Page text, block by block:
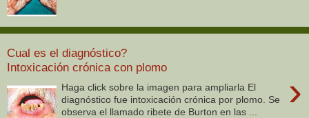
Cual es el diagnóstico?
Intoxicación crónica con plomo
›
Haga click sobre la imagen para ampliarla El
diagnóstico fue intoxicación crónica por plomo. Se
observa el llamado ribete de Burton en las ...